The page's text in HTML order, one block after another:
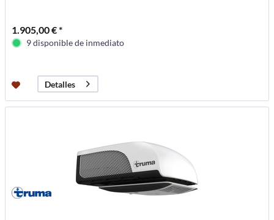
1.905,00 € *
9 disponible de inmediato
Detalles